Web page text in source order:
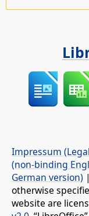
Impressum
(non-binding
German version)
otherwise
website are